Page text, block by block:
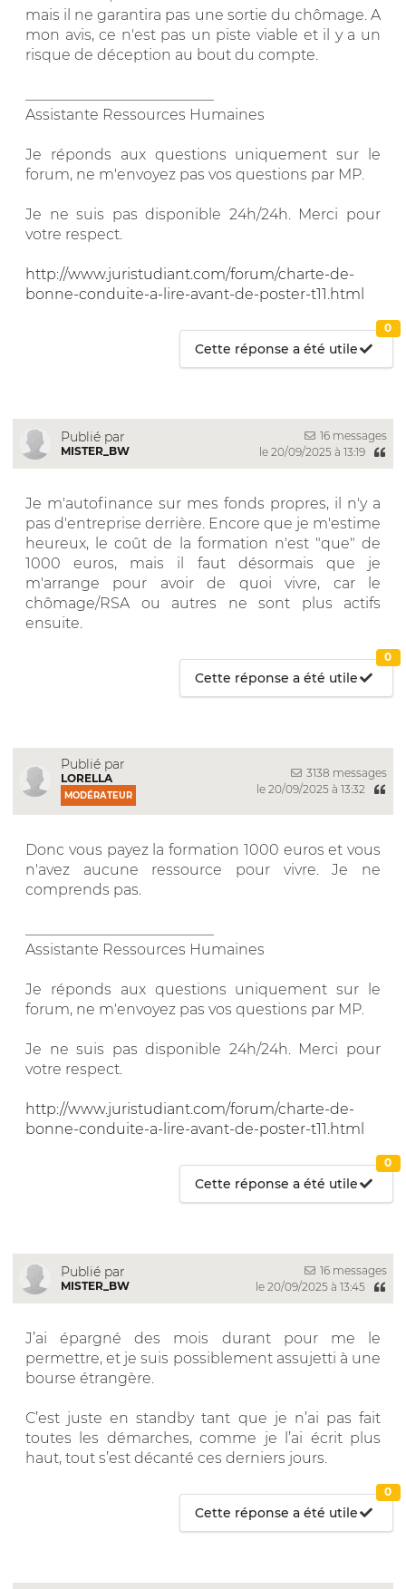
mais il ne garantira pas une sortie du chômage. A
mon avis, ce n'est pas un piste viable et il y a un
risque de déception au bout du compte.
Assistante Ressources Humaines
Je réponds aux questions uniquement sur le
forum, ne m'envoyez pas vos questions par MP.
Je ne suis pas disponible 24h/24h. Merci pour
votre respect.
http://www.juristudiant.com/forum/charte-de-
bonne-conduite-a-lire-avant-de-poster-t11.html
Cette réponse a été utile
0
Publié par
MISTER_BW
16 messages
le 20/09/2025 à 13:19
Je m'autofinance sur mes fonds propres, il n'y a
pas d'entreprise derrière. Encore que je m'estime
heureux, le coût de la formation n'est "que" de
1000 euros, mais il faut désormais que je
m'arrange pour avoir de quoi vivre, car le
chômage/RSA ou autres ne sont plus actifs
ensuite.
Cette réponse a été utile
0
Publié par
LORELLA
MODÉRATEUR
3138 messages
le 20/09/2025 à 13:32
Donc vous payez la formation 1000 euros et vous
n'avez aucune ressource pour vivre. Je ne
comprends pas.
Assistante Ressources Humaines
Je réponds aux questions uniquement sur le
forum, ne m'envoyez pas vos questions par MP.
Je ne suis pas disponible 24h/24h. Merci pour
votre respect.
http://www.juristudiant.com/forum/charte-de-
bonne-conduite-a-lire-avant-de-poster-t11.html
Cette réponse a été utile
0
Publié par
MISTER_BW
16 messages
le 20/09/2025 à 13:45
J’ai épargné des mois durant pour me le
permettre, et je suis possiblement assujetti à une
bourse étrangère.
C’est juste en standby tant que je n’ai pas fait
toutes les démarches, comme je l’ai écrit plus
haut, tout s’est décanté ces derniers jours.
Cette réponse a été utile
0